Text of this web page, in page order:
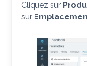
Cliquez sur
sur